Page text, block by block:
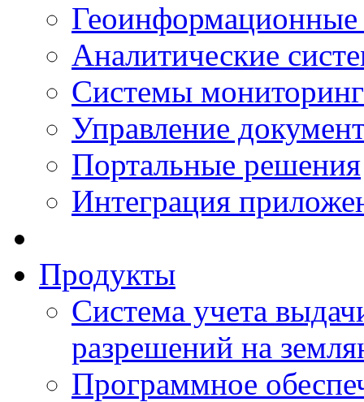
Аналитические
Системы
Управление
Портальные решения
Интеграция
Продукты
Система учета
разрешений на
Программное